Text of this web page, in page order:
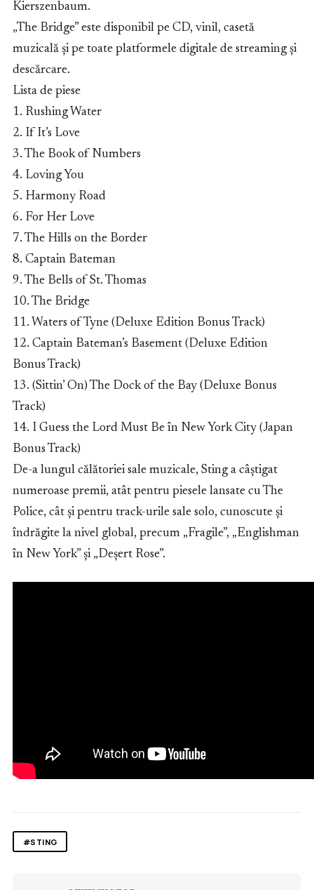
Kierszenbaum.
„The Bridge” este disponibil pe CD, vinil, casetă
muzicală și pe toate platformele digitale de streaming și
descărcare.
Lista de piese
1. Rushing Water
2. If It’s Love
3. The Book of Numbers
4. Loving You
5. Harmony Road
6. For Her Love
7. The Hills on the Border
8. Captain Bateman
9. The Bells of St. Thomas
10. The Bridge
11. Waters of Tyne (Deluxe Edition Bonus Track)
12. Captain Bateman’s Basement (Deluxe Edition
Bonus Track)
13. (Sittin’ On) The Dock of the Bay (Deluxe Bonus
Track)
14. I Guess the Lord Must Be în New York City (Japan
Bonus Track)
De-a lungul călătoriei sale muzicale, Sting a câștigat
numeroase premii, atât pentru piesele lansate cu The
Police, cât și pentru track-urile sale solo, cunoscute și
îndrăgite la nivel global, precum „Fragile”, „Englishman
în New York” și „Deșert Rose”.
#STING